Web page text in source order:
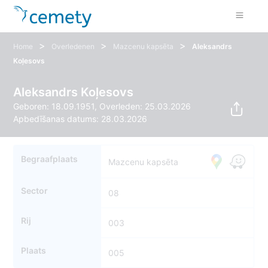
Home > Overledenen > Mazcenu kapsēta >
Aleksandrs
Koļesovs
Aleksandrs Koļesovs
Geboren: 18.09.1951, Overleden: 25.03.2026
Apbedīšanas datums: 28.03.2026
Begraafplaats Mazcenu kapsēta
Sector 08
Rij 003
Plaats 005